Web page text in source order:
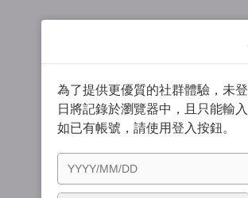
為了提供更優質的社群體驗，未
日將記錄於瀏覽器中，且只能輸
如已有帳號，請使用登入按鈕。